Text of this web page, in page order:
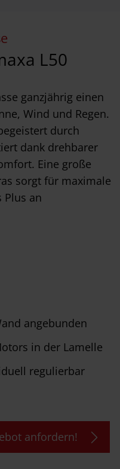
L50
ganzjährig einen
Wind und Regen.
durch
dank drehbarer
Eine große
sorgt für maximale
Plus an
angebunden
in der Lamelle
regulierbar
anfordern!